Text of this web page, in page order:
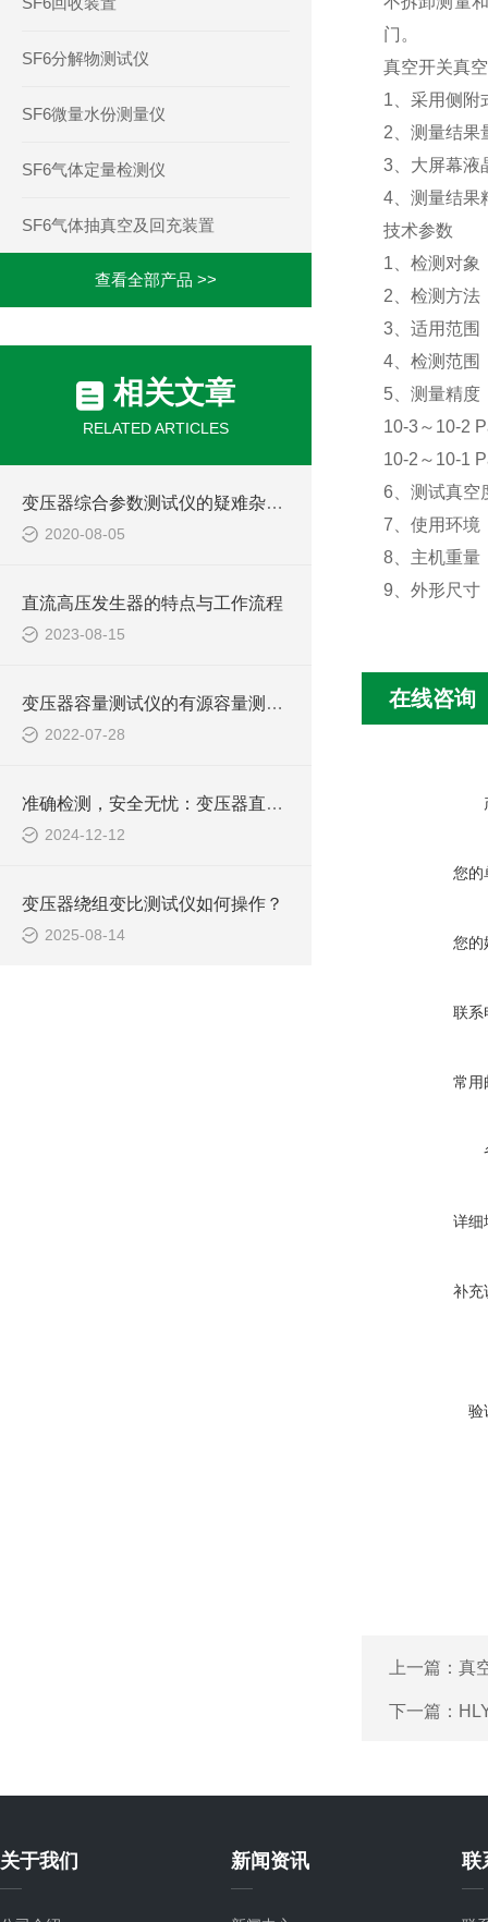
SF6分解物测试仪
SF6微量水份测量仪
SF6气体定量检测仪
SF6气体抽真空及回充装置
查看全部产品 >>
相关文章
RELATED ARTICLES
变压器综合参数测试仪的疑难杂症如何“*”？
2020-08-05
直流高压发生器的特点与工作流程
2023-08-15
变压器容量测试仪的有源容量测试方式简介
2022-07-28
准确检测，安全无忧：变压器直流电阻测试仪助力电力维护
2024-12-12
变压器绕组变比测试仪如何操作？
2025-08-14
门。
真空开关真
1 、采用侧
2 、测量结
3、大屏幕液
4、测量结果
技术参数
1 、检测对
2 、检测方
3、适用范围
4、检测范围
5、测量精度
10-3～ 10-2
10-2 ～ 10-1
6 、测试真
7 、使用环境
8、主机重量
9 、外形尺寸
在线咨询
您的
您的
联系
常用
详细
补充
验
上一篇： 真
下一篇：
关于我们 新闻资讯 联